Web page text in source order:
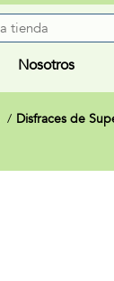
Nosotros
Disfraces de